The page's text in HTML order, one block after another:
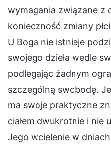
wymagania związane z
konieczność zmiany
U Boga nie istnieje
swojego dzieła wedle
podlegając żadnym
szczególną swobodę.
ma swoje praktyczne
ciałem dwukrotnie i nie
Jego wcielenie w